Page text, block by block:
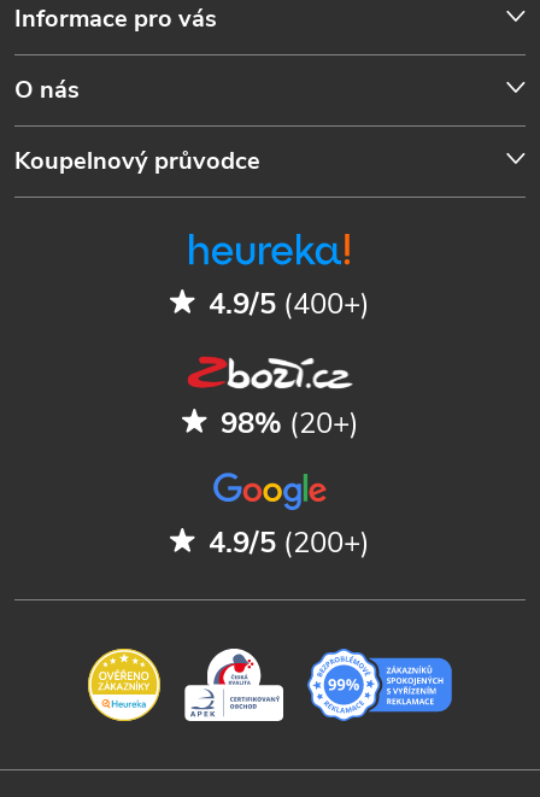
Informace pro vás
O nás
Koupelnový průvodce
4.9/5 (400+)
98% (20+)
4.9/5 (200+)